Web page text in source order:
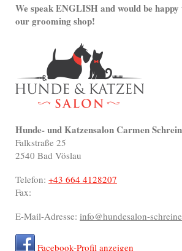
We speak ENGLISH and would be
our grooming shop!
Hunde- und Katzensalon Carmen
Falkstraße 25
2540 Bad Vöslau
Telefon: +43 664 4128207
Fax:
E-Mail-Adresse: info@hundesalon-
Facebook-Profil anzeigen